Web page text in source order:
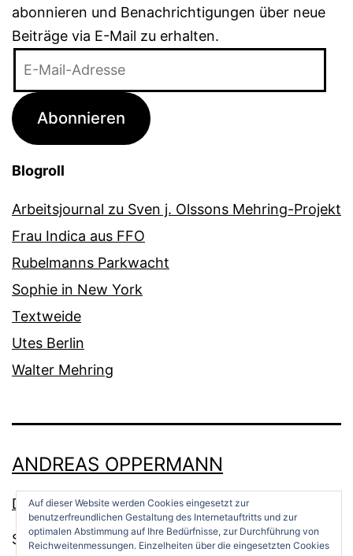
abonnieren und Benachrichtigungen über neue
Beiträge via E-Mail zu erhalten.
Adresse
Abonnieren
Blogroll
Arbeitsjournal zu Sven j. Olssons Mehring-Projekt
Frau Indica aus FFO
Rubelmanns Parkwacht
Sophie in New York
Textweide
Utes Berlin
Walter Mehring
ANDREAS OPPERMANN
Datenschutz
Stolz präsentiert vonWordPress.
Auf dieser Website werden Cookies eingesetzt zur
benutzerfreundlichen Gestaltung des Internetauftritts und zur
optimalen Abstimmung auf Ihre Bedürfnisse, zur Durchführung von
Reichweitenmessungen. Einzelheiten über die eingesetzten Cookies